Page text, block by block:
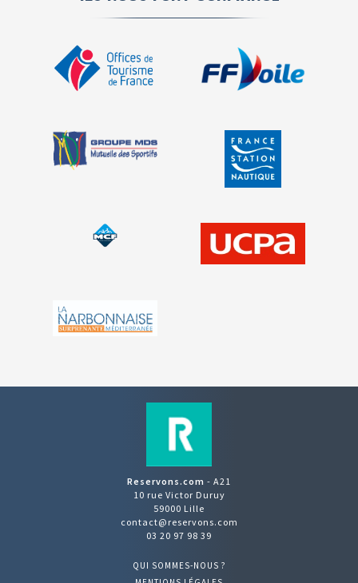
Reservons.com - A21
10 rue Victor Duruy
59000 Lille
contact@reservons.com
03 20 97 98 39
QUI SOMMES-NOUS ?